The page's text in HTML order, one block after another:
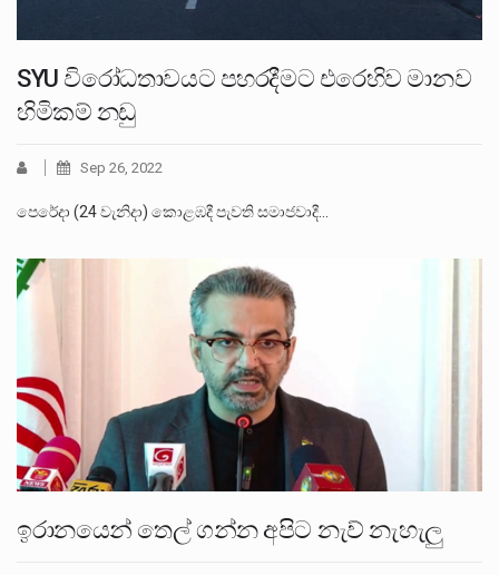
SYU විරෝධතාවයට පහරදීමට එරෙහිව මානව
හිමිකම් නඩු
Sep 26, 2022
පෙරේදා (24 වැනිදා) කොළඹදී පැවති සමාජවාදී…
ඉරානයෙන් තෙල් ගන්න අපිට නැව් නැහැලු